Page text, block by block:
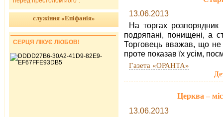
13.06.2013
На торгах
подряпані, понищені, а
Торговець вважав, що не
проте показав їх усім,
Газета «ОРАНТА»
Церква –
13.06.2013
служіння «Епіфанія»
СЕРЦЯ ЛІКУЄ ЛЮБОВ!